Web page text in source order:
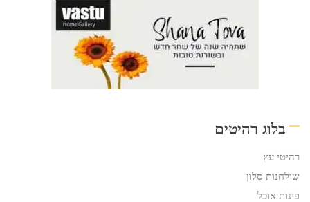
בלוג רהיטים
רהיטי עץ
שולחנות סלון
פינות אוכל